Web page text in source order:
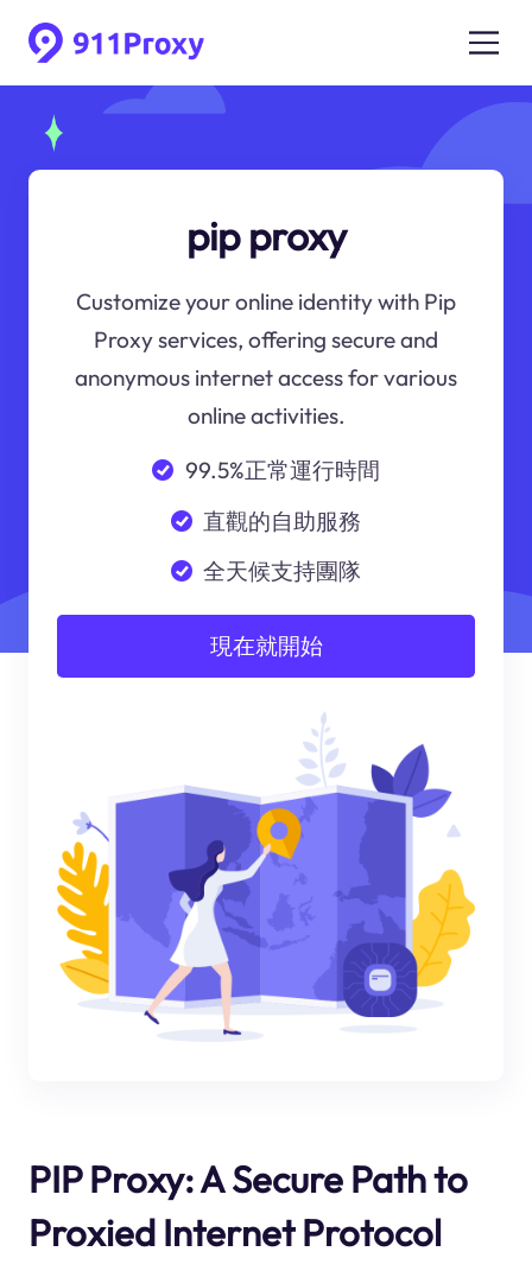
pip proxy
Customize your online identity with Pip
Proxy services, offering secure and
anonymous internet access for various
online activities.
99.5%正常運行時間
直觀的自助服務
全天候支持團隊
現在就開始
PIP Proxy: A Secure Path to
Proxied Internet Protocol